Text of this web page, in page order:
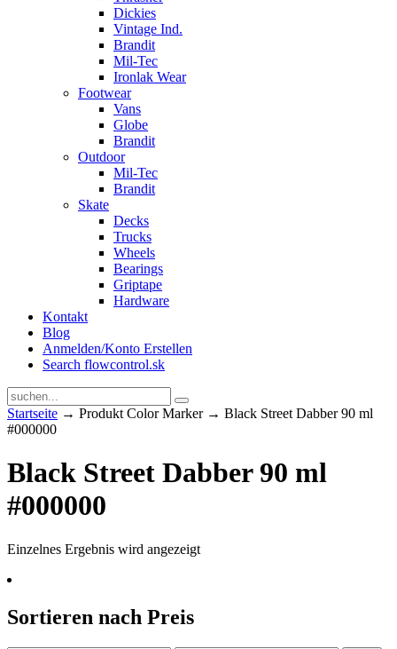
Dickies
Vintage Ind.
Brandit
Mil-Tec
Ironlak Wear
Footwear
Vans
Globe
Brandit
Outdoor
Mil-Tec
Brandit
Skate
Decks
Trucks
Wheels
Bearings
Griptape
Hardware
Kontakt
Blog
Anmelden/Konto Erstellen
Search flowcontrol.sk
Startseite → Produkt Color Marker → Black Street Dabber 90 ml
#000000
Black Street Dabber 90 ml
#000000
Einzelnes Ergebnis wird angezeigt
Sortieren nach Preis